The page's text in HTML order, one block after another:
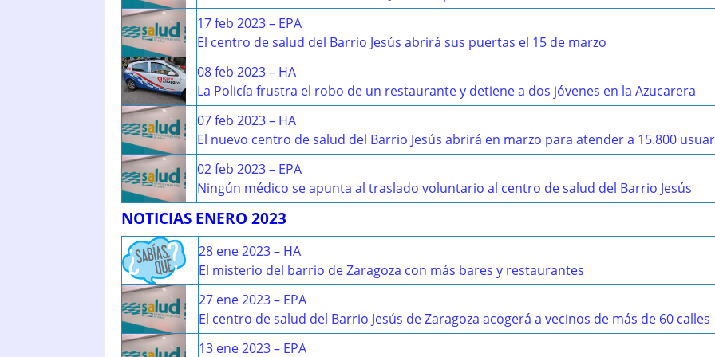
17 feb 2023 – EPA
El centro de salud del Barrio Jesús abrirá sus puertas el 15 de marzo
08 feb 2023 – HA
La Policía frustra el robo de un restaurante y detiene a dos jóvenes en la Azucarera
07 feb 2023 – HA
El nuevo centro de salud del Barrio Jesús abrirá en marzo para atender a 15.800
02 feb 2023 – EPA
Ningún médico se apunta al traslado voluntario al centro de salud del Barrio Jesús
NOTICIAS ENERO 2023
28 ene 2023 – HA
El misterio del barrio de Zaragoza con más bares y restaurantes
27 ene 2023 – EPA
El centro de salud del Barrio Jesús de Zaragoza acogerá a vecinos de más de 60 calles
13 ene 2023 – EPA